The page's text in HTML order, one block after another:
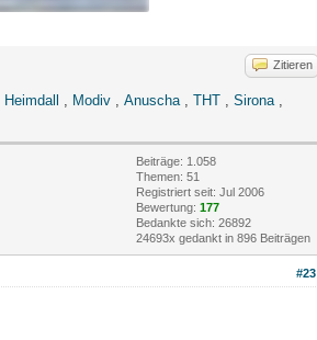
Zitieren
Heimdall , Modiv , Anuscha, THT , Sirona,
Beiträge: 1.058
Themen: 51
Registriert seit: Jul 2006
Bewertung: 177
Bedankte sich: 26892
24693x gedankt in 896 Beiträgen
#23